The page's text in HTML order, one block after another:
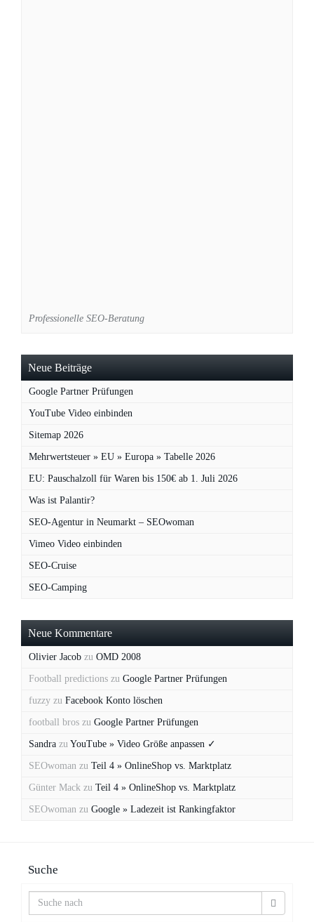
Professionelle SEO-Beratung
Neue Beiträge
Google Partner Prüfungen
YouTube Video einbinden
Sitemap 2026
Mehrwertsteuer » EU » Europa » Tabelle 2026
EU: Pauschalzoll für Waren bis 150€ ab 1. Juli 2026
Was ist Palantir?
SEO-Agentur in Neumarkt – SEOwoman
Vimeo Video einbinden
SEO-Cruise
SEO-Camping
Neue Kommentare
Olivier Jacob zu OMD 2008
Football predictions zu Google Partner Prüfungen
fuzzy zu Facebook Konto löschen
football bros zu Google Partner Prüfungen
Sandra zu YouTube » Video Größe anpassen ✓
SEOwoman zu Teil 4 » OnlineShop vs. Marktplatz
Günter Mack zu Teil 4 » OnlineShop vs. Marktplatz
SEOwoman zu Google » Ladezeit ist Rankingfaktor
Suche